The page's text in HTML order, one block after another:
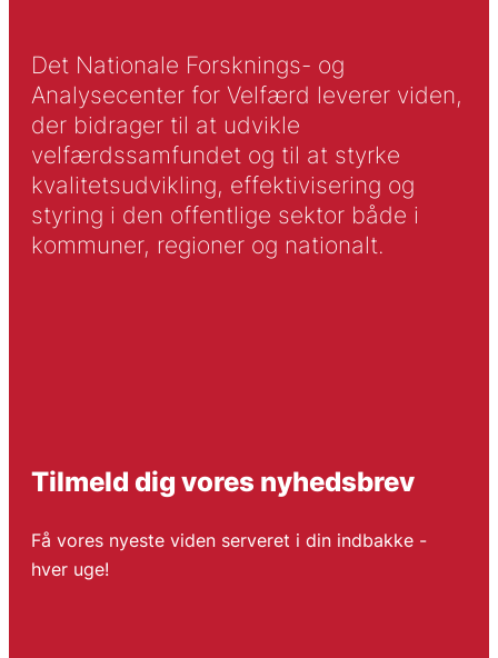
Det Nationale Forsknings- og
Analysecenter for Velfærd leverer viden,
der bidrager til at udvikle
velfærdssamfundet og til at styrke
kvalitetsudvikling, effektivisering og
styring i den offentlige sektor både i
kommuner, regioner og nationalt.
Tilmeld dig vores nyhedsbrev
Få vores nyeste viden serveret i din indbakke -
hver uge!